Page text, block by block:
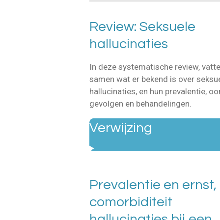
Review: Seksuele
hallucinaties
In deze systematische review,
samen wat er bekend is over
hallucinaties, en hun prevalentie,
gevolgen en behandelingen.
Verwijzing
Prevalentie en ernst,
comorbiditeit